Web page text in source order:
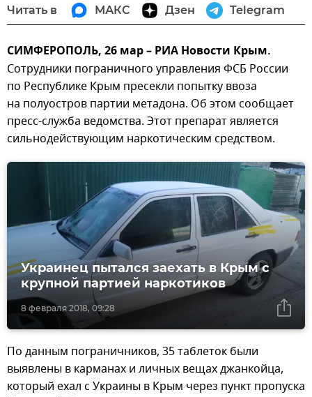
Читать в МАКС Дзен Telegram
СИМФЕРОПОЛЬ, 26 мар – РИА Новости Крым.
Сотрудники пограничного управления ФСБ России
по Республике Крым пресекли попытку ввоза
на полуостров партии метадона. Об этом сообщает
пресс-служба ведомства. Этот препарат является
сильнодействующим наркотическим средством.
8 февраля 2018, 09:28
Украинец пытался заехать в Крым с
крупной партией наркотиков
По данным пограничников, 35 таблеток были
выявлены в карманах и личных вещах джанкойца,
который ехал с Украины в Крым через пункт пропуска